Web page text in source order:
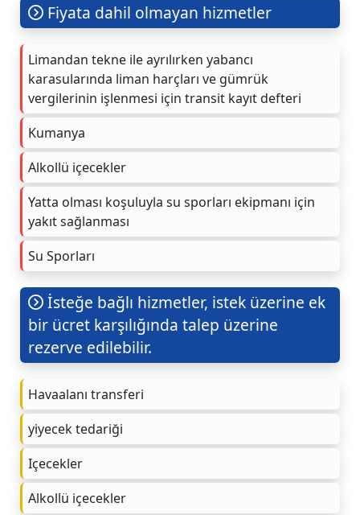
Fiyata dahil olmayan hizmetler
Limandan tekne ile ayrılırken yabancı
karasularında liman harçları ve gümrük
vergilerinin işlenmesi için transit kayıt defteri
Kumanya
Alkollü içecekler
Yatta olması koşuluyla su sporları ekipmanı için
yakıt sağlanması
Su Sporları
İsteğe bağlı hizmetler, istek üzerine ek
bir ücret karşılığında talep üzerine
rezerve edilebilir.
Havaalanı transferi
yiyecek tedariği
Içecekler
Alkollü içecekler